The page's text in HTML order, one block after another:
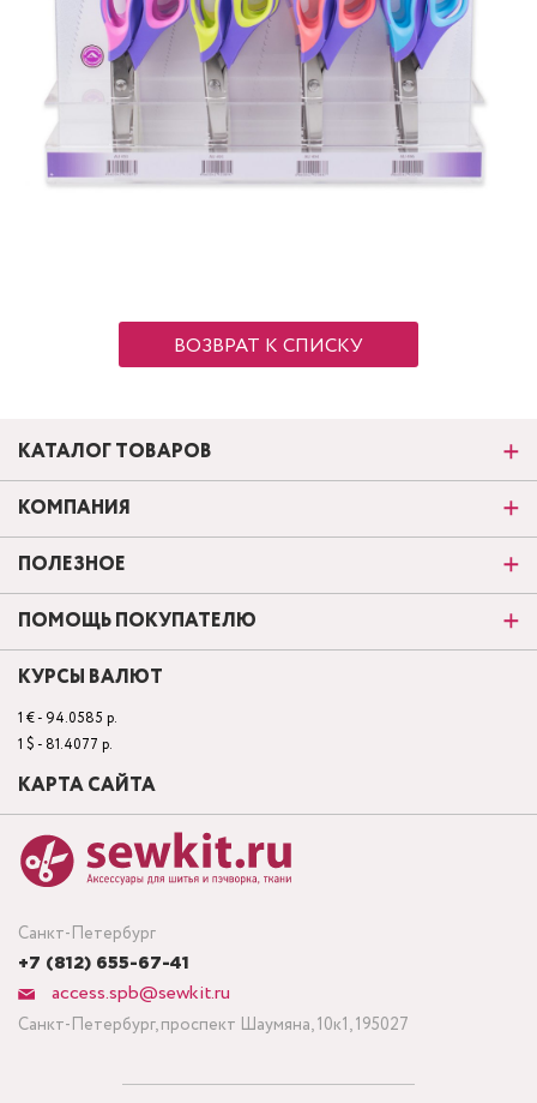
ВОЗВРАТ К СПИСКУ
Санкт-Петербург
+7 (812) 655-67-41
access.spb@sewkit.ru
Санкт-Петербург, проспект Шаумяна, 10к1, 195027
КАТАЛОГ ТОВАРОВ
КОМПАНИЯ
ПОЛЕЗНОЕ
ПОМОЩЬ ПОКУПАТЕЛЮ
КУРСЫ ВАЛЮТ
1 € - 94.0585 р.
1 $ - 81.4077 р.
КАРТА САЙТА